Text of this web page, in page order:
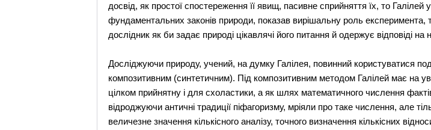
досвід, як простої спостереження її явищ, пасивне сприйняття їх, то
фундаментальних законів природи, показав вирішальну роль експеримента,
дослідник як би задає природі цікавлячі його питання й одержує відповіді на
Досліджуючи природу, учений, на думку Галілея, повинний користуватися
композитивним (синтетичним). Під композитивним методом Галілей має на
цілком прийнятну і для схоластики, а як шлях математичного числення
відроджуючи античні традиції піфагоризму, мріяли про таке числення, але
величезне значення кількісного аналізу, точного визначення кількісних